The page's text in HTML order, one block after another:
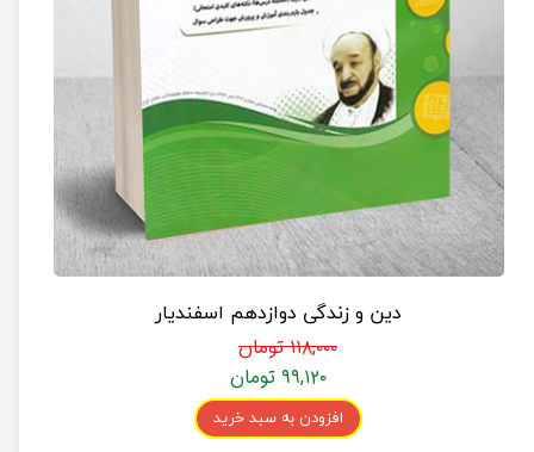
دین و زندگی دوازدهم اسفندیار
۱۱۸,۰۰۰ تومان
۹۹,۱۲۰ تومان
افزودن به سبد خرید